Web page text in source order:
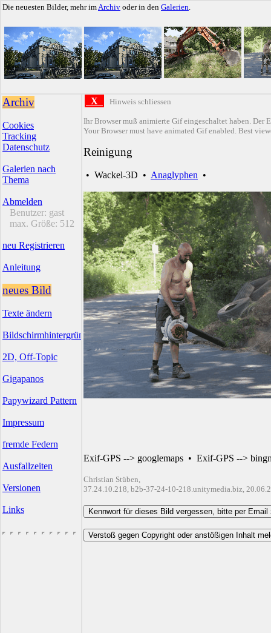
Die neuesten Bilder, mehr imArchiv oder in den Galerien.
Archiv
Cookies
Tracking
Datenschutz
Galerien nach
Thema
Abmelden
Benutzer: gast
max. Größe: 512
neu Registrieren
Anleitung
neues Bild
Texte ändern
Bildschirmhintergründe
2D, Off-Topic
Gigapanos
Papywizard Pattern
Impressum
fremde Federn
Ausfallzeiten
Versionen
Links
X Hinweis schliessen
Ihr Browser muß animierte Gif eingeschaltet haben. Der
Your Browser must have animated Gif enabled. Best
Reinigung
• Wackel-3D • Anaglyphen •
Exif-GPS --> googlemaps • Exif-GPS -->
Christian Stüben,
37.24.10.218, b2b-37-24-10-218.unitymedia.biz,